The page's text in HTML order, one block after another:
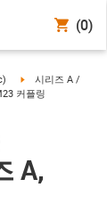
(0)
igus-icon-arrow-
시리즈 A /
커플링
A,